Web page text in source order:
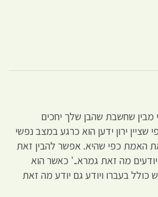
מבין שחשבת שהבן שלך יחכים
ירון ידען הוא כרגע במצב נפשי
האמת כפי שהיא. אפשר להבין זאת
מה זאת גמרא..' כאשר הוא
בעברו ויודע גם יודע מה זאת